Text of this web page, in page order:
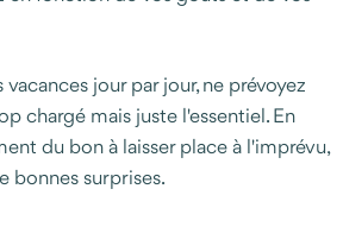
jour par jour, ne prévoyez
chargé mais juste l'essentiel. En
du bon à laisser place à l'imprévu,
bonnes surprises.